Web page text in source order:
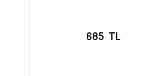
685 TL